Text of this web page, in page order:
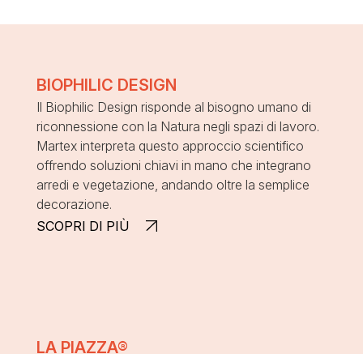
BIOPHILIC DESIGN
Il Biophilic Design risponde al bisogno umano di
riconnessione con la Natura negli spazi di lavoro.
Martex interpreta questo approccio scientifico
offrendo soluzioni chiavi in mano che integrano
arredi e vegetazione, andando oltre la semplice
decorazione.
SCOPRI DI PIÙ
LA PIAZZA®